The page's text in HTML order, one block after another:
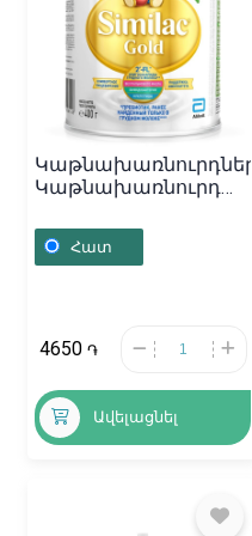
Կաթնախառնուրդներ,
Կաթնախառնուրդ
Դանիա
Հատ
4650 ֏
Ավելացնել